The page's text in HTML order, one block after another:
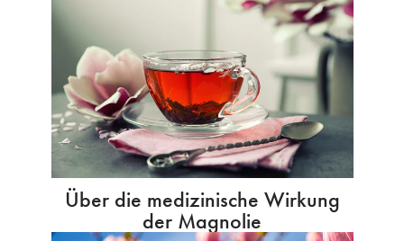
Über die medizinische Wirkung
der Magnolie